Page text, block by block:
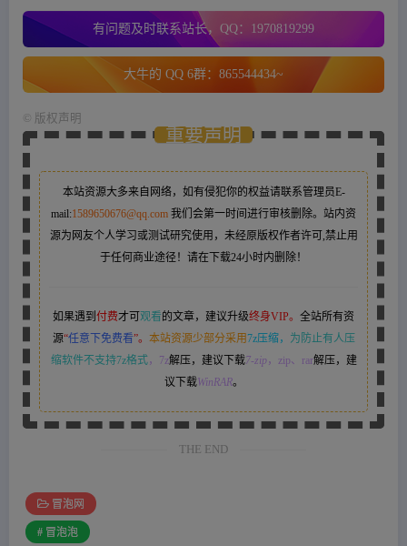
有问题及时联系站长，QQ：1970819299
大牛的 QQ 6群：865544434~
版权声明
重要声明
本站资源大多来自网络，如有侵犯你的权益请联系管理员E-
mail:1589650676@qq.com 我们会第一时间进行审核删除。站内资
源为网友个人学习或测试研究使用，未经原版权作者许可,禁止用
于任何商业途径！请在下载24小时内删除！
如果遇到 付费才可 观看 的文章，建议升级终身VIP。 全站所有资
源“任意下免费看”。 本站资源少部分采用7z压缩，
为防止有人压
缩软件不支持7z格式，7z解压，建议下载7-zip，zip、rar解压，建
议下载WinRAR。
THE END
冒泡网
# 冒泡泡